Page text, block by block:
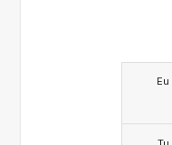
Eu